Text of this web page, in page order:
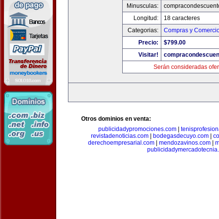
Minusculas:
Longitud:
18 caracteres
Categorias:
Compras y
Precio:
$799.00
Visitar!
Serán consideradas
Otros dominios en venta:
publicidadypromociones.com
revistadenoticias.com
bodegasdecuyo.com
derechoempresarial.com
mendozavinos.com